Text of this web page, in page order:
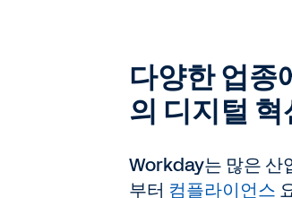
다양한 업종
의 디지털
Workday는 많은 산
부터 컴플라이언스